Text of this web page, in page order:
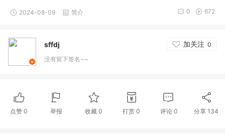
2024-08-09 简介 672
0
sffdj 加关注 0
没有留下签名~~
点赞 0 举报 收藏0 打赏 0 评论 0 分享134